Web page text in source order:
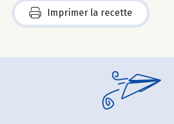
Imprimer la recette